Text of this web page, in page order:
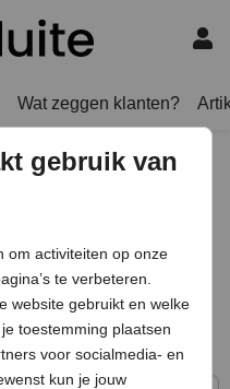
Wat zeggen klanten?
met
gebruik van
om activiteiten op onze
te verbeteren.
website gebruikt en welke
toestemming plaatsen
voor socialmedia- en
kun je jouw